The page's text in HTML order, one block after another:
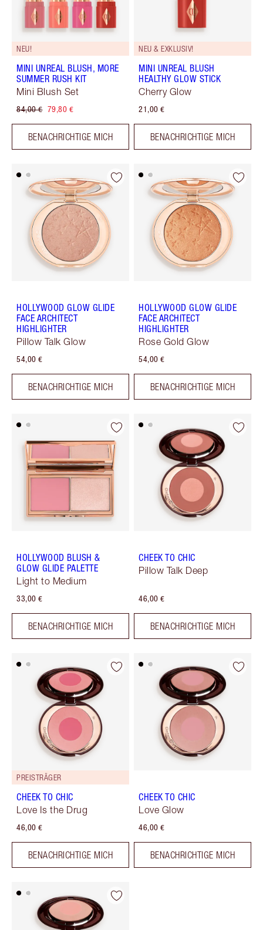
NEU!
MINI UNREAL BLUSH, MORE
SUMMER RUSH KIT
Mini Blush Set
84,00 € 79,80 €
BENACHRICHTIGE MICH
NEU & EXKLUSIV!
MINI UNREAL BLUSH
HEALTHY GLOW STICK
Cherry Glow
21,00 €
BENACHRICHTIGE MICH
HOLLYWOOD GLOW GLIDE
FACE ARCHITECT
HIGHLIGHTER
Pillow Talk Glow
54,00 €
BENACHRICHTIGE MICH
HOLLYWOOD GLOW GLIDE
FACE ARCHITECT
HIGHLIGHTER
Rose Gold Glow
54,00 €
BENACHRICHTIGE MICH
HOLLYWOOD BLUSH &
GLOW GLIDE PALETTE
Light to Medium
33,00 €
BENACHRICHTIGE MICH
CHEEK TO CHIC
Pillow Talk Deep
46,00 €
BENACHRICHTIGE MICH
PREISTRÄGER
CHEEK TO CHIC
Love Is the Drug
46,00 €
BENACHRICHTIGE MICH
CHEEK TO CHIC
Love Glow
46,00 €
BENACHRICHTIGE MICH